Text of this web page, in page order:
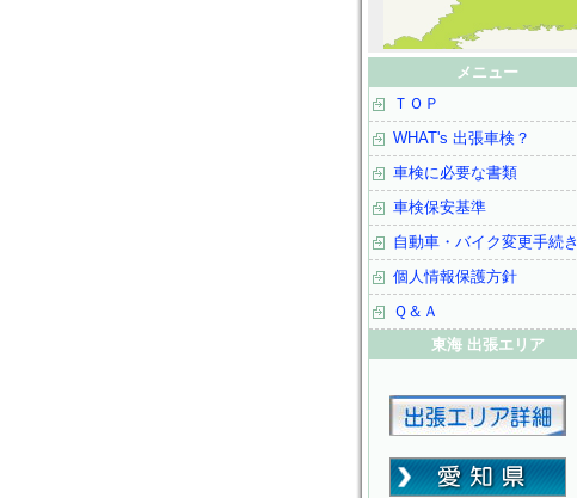
メニュー
ＴＯＰ
WHAT's 出張車検？
車検に必要な書類
車検保安基準
自動車・バイク変更手続き
個人情報保護方針
Ｑ＆Ａ
東海 出張エリア